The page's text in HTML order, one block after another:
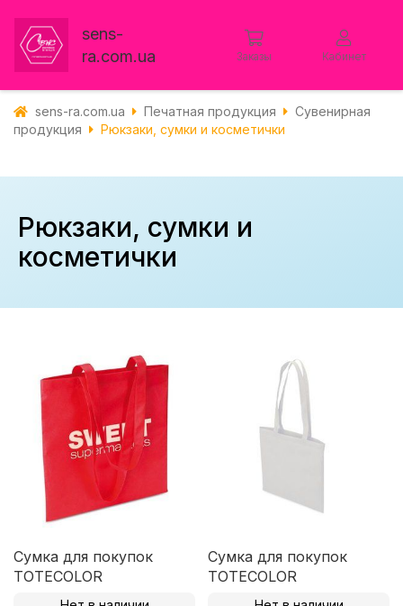
sens-
ra.com.ua
Заказы Кабинет
sens-ra.com.ua Печатная продукция
Сувенирная
продукция
Рюкзаки, сумки и косметички
Рюкзаки, сумки и
косметички
Сумка для покупок
TOTECOLOR
Сумка для покупок
TOTECOLOR